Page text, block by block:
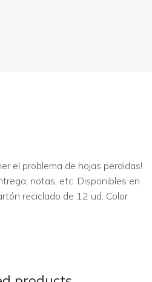
el problema de hojas perdidas!
notas, etc. Disponibles en
reciclado de 12 ud. Color